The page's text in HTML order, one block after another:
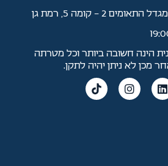
הינה חשובה ביותר וכל מטרתה
מכן לא ניתן יהיה לתקן.